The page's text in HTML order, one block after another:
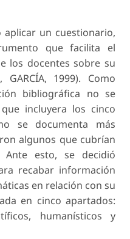
un cuestionario,
que facilita el
los docentes sobre su
GARCÍA, 1999). Como
bibliográfica no se
incluyera los cinco
se documenta más
algunos que cubrían
Ante esto, se decidió
recabar información
en relación con su
en cinco apartados:
humanísticos y